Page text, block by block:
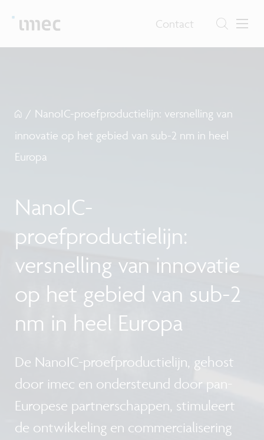
Contact
/ NanoIC-proefproductielijn: versnelling van
innovatie op het gebied van sub-2 nm in heel
Europa
NanoIC-
proefproductielijn:
versnelling van innovatie
op het gebied van sub-2
nm in heel Europa
De NanoIC-proefproductielijn, gehost
door imec en ondersteund door pan-
Europese partnerschappen, stimuleert
de ontwikkeling en commercialisering